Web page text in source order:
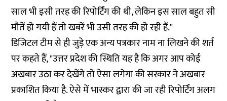
साल भी इसी तरह की रिपोर्टिंग की थी, लेकिन इस साल बहुत सी
मौतें हो गयी हैं तो खबरें भी उसी तरह की हो रही हैं."
डिजिटल टीम से ही जुड़े एक अन्य पत्रकार नाम ना लिखने की शर्त
पर कहते हैं, "उत्तर प्रदेश की स्थिति यह है कि अगर आप कोई
अखबार उठा कर देखेंगे तो ऐसा लगेगा की सरकार ने अखबार
प्रकाशित किया है. ऐसे में भास्कर द्वारा की जा रही रिपोर्टिंग अलग